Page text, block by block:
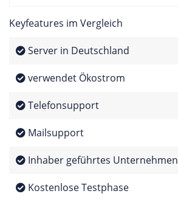
Keyfeatures im Vergleich
Server in Deutschland
verwendet Ökostrom
Telefonsupport
Mailsupport
Inhaber geführtes Unternehmen
Kostenlose Testphase